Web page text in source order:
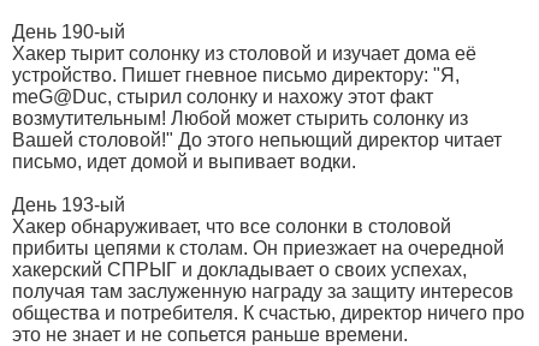
День 190-ый
Хакер тырит солонку из столовой и изучает дома её
устройство. Пишет гневное письмо директору: "Я,
meG@Duc, стырил солонку и нахожу этот факт
возмутительным! Любой может стырить солонку из
Вашей столовой!" До этого непьющий директор читает
письмо, идет домой и выпивает водки.
День 193-ый
Хакер обнаруживает, что все солонки в столовой
прибиты цепями к столам. Он приезжает на очередной
хакерский СПРЫГ и докладывает о своих успехах,
получая там заслуженную награду за защиту интересов
общества и потребителя. К счастью, директор ничего про
это не знает и не сопьется раньше времени.